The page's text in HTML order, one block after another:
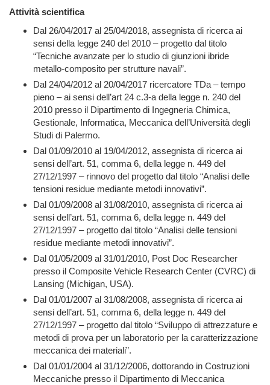
Attività scientifica
Dal 26/04/2017 al 25/04/2018, assegnista di ricerca ai
sensi della legge 240 del 2010 – progetto dal titolo
“Tecniche avanzate per lo studio di giunzioni ibride
metallo-composito per strutture navali”.
Dal 24/04/2012 al 20/04/2017 ricercatore TDa – tempo
pieno – ai sensi dell’art 24 c.3-a della legge n. 240 del
2010 presso il Dipartimento di Ingegneria Chimica,
Gestionale, Informatica, Meccanica dell’Università degli
Studi di Palermo.
Dal 01/09/2010 al 19/04/2012, assegnista di ricerca ai
sensi dell’art. 51, comma 6, della legge n. 449 del
27/12/1997 – rinnovo del progetto dal titolo “Analisi delle
tensioni residue mediante metodi innovativi”.
Dal 01/09/2008 al 31/08/2010, assegnista di ricerca ai
sensi dell’art. 51, comma 6, della legge n. 449 del
27/12/1997 – progetto dal titolo “Analisi delle tensioni
residue mediante metodi innovativi”.
Dal 01/05/2009 al 31/01/2010, Post Doc Researcher
presso il Composite Vehicle Research Center (CVRC) di
Lansing (Michigan, USA).
Dal 01/01/2007 al 31/08/2008, assegnista di ricerca ai
sensi dell’art. 51, comma 6, della legge n. 449 del
27/12/1997 – progetto dal titolo “Sviluppo di attrezzature e
metodi di prova per un laboratorio per la caratterizzazione
meccanica dei materiali”.
Dal 01/01/2004 al 31/12/2006, dottorando in Costruzioni
Meccaniche presso il Dipartimento di Meccanica